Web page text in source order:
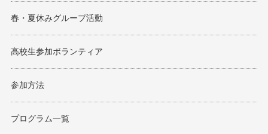
春・夏休みグループ活動
高校生参加ボランティア
参加方法
プログラム一覧